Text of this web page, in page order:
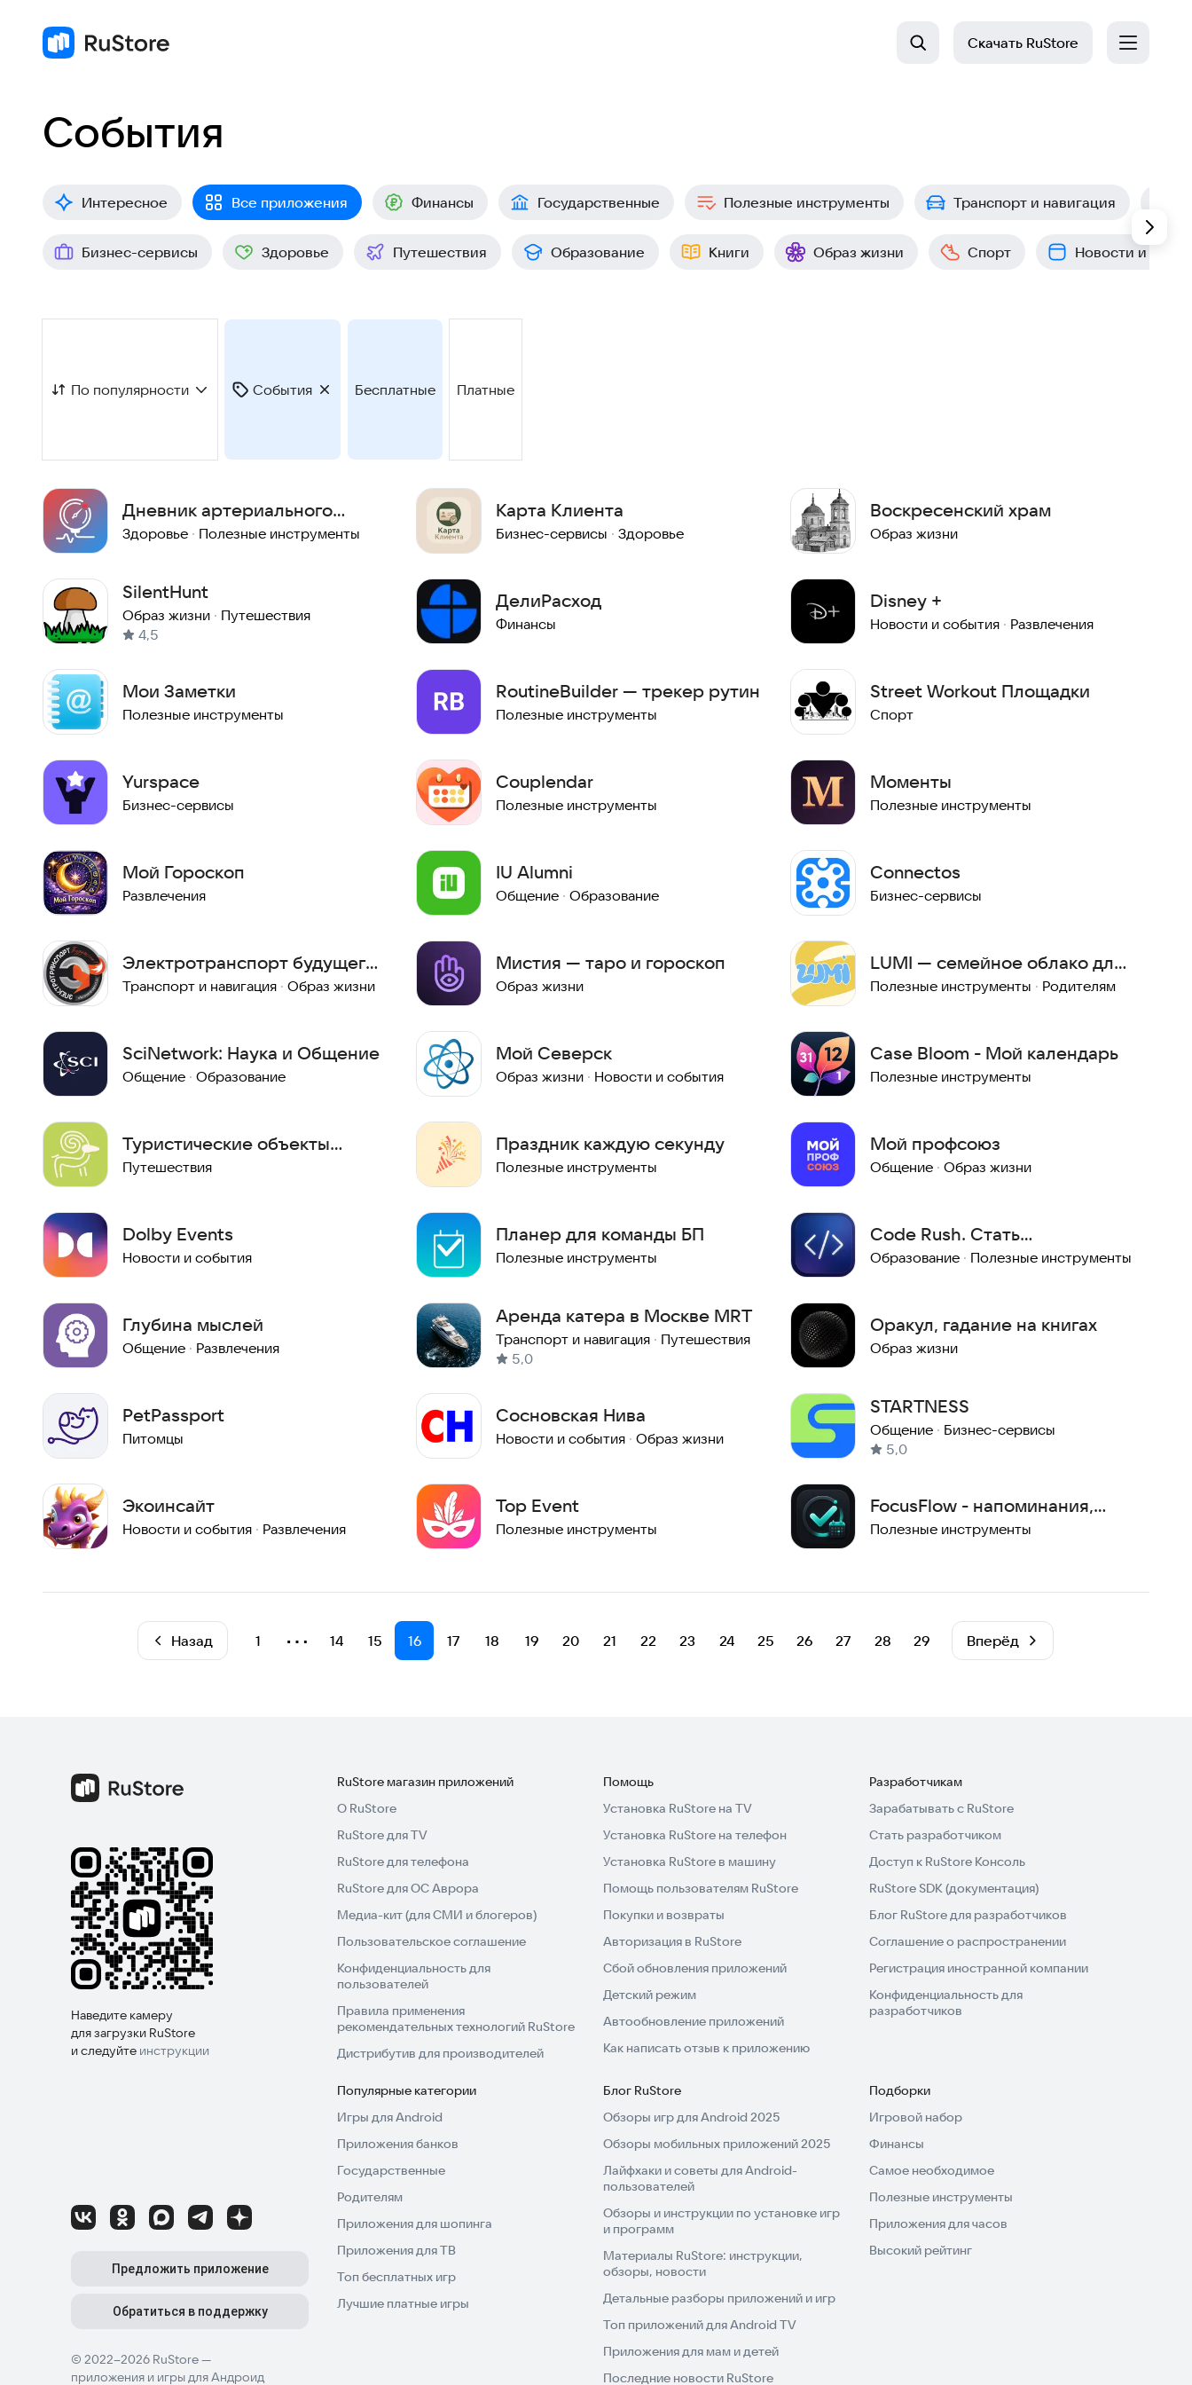
Скачать RuStore
События
Интересное Все приложения Финансы Государственные Полезные инструменты Транспорт и навигация
Бизнес-сервисы Здоровье Путешествия Образование Книги Образ жизни Спорт Новости и
По популярности События Бесплатные Платные
Дневник артериального
давления
Здоровье · Полезные инструменты
Карта Клиента
Бизнес-сервисы · Здоровье
Воскресенский храм
Образ жизни
SilentHunt
Образ жизни · Путешествия
4,5
ДелиРасход
Финансы
Disney +
Новости и события · Развлечения
Мои Заметки
Полезные инструменты
RoutineBuilder — трекер рутин
Полезные инструменты
Street Workout Площадки
Спорт
Yurspace
Бизнес-сервисы
Couplendar
Полезные инструменты
Моменты
Полезные инструменты
Мой Гороскоп
Развлечения
IU Alumni
Общение · Образование
Connectos
Бизнес-сервисы
Электротранспорт будущего!
— Московский клуб "СИМ"
Транспорт и навигация · Образ жизни
Мистия — таро и гороскоп
Образ жизни
LUMI — семейное облако для
детских фотографий
Полезные инструменты · Родителям
SciNetwork: Наука и Общение
Общение · Образование
Мой Северск
Образ жизни · Новости и события
Case Bloom - Мой календарь
Полезные инструменты
Туристические объекты
Хакасии (MVP AR-Хакасия)
Путешествия
Праздник каждую секунду
Полезные инструменты
Мой профсоюз
Общение · Образ жизни
Dolby Events
Новости и события
Планер для команды БП
Полезные инструменты
Code Rush. Стать
программистом
Образование · Полезные инструменты
Глубина мыслей
Общение · Развлечения
Аренда катера в Москве MRT
Транспорт и навигация · Путешествия
5,0
Оракул, гадание на книгах
Образ жизни
PetPassport
Питомцы
Сосновская Нива
Новости и события · Образ жизни
STARTNESS
Общение · Бизнес-сервисы
5,0
Экоинсайт
Новости и события · Развлечения
Top Event
Полезные инструменты
FocusFlow - напоминания,
задачи, события
Полезные инструменты
Назад 1 ⋯ 14 15 16 17 18 19 20 21 22 23 24 25 26 27 28 29 Вперёд
Наведите камеру
для загрузки RuStore
и следуйте инструкции
© 2022–2026 RuStore —
приложения и игры для Андроид
Предложить приложение
Обратиться в поддержку
RuStore магазин приложений
О RuStore
RuStore для TV
RuStore для телефона
RuStore для ОС Аврора
Медиа-кит (для СМИ и блогеров)
Пользовательское соглашение
Конфиденциальность для
пользователей
Правила применения
рекомендательных технологий RuStore
Дистрибутив для производителей
Помощь
Установка RuStore на TV
Установка RuStore на телефон
Установка RuStore в машину
Помощь пользователям RuStore
Покупки и возвраты
Авторизация в RuStore
Сбой обновления приложений
Детский режим
Автообновление приложений
Как написать отзыв к приложению
Разработчикам
Зарабатывать с RuStore
Стать разработчиком
Доступ к RuStore Консоль
RuStore SDK (документация)
Блог RuStore для разработчиков
Соглашение о распространении
Регистрация иностранной компании
Конфиденциальность для
разработчиков
Популярные категории
Игры для Android
Приложения банков
Государственные
Родителям
Приложения для шопинга
Приложения для ТВ
Топ бесплатных игр
Лучшие платные игры
Блог RuStore
Обзоры игр для Android 2025
Обзоры мобильных приложений 2025
Лайфхаки и советы для Android-
пользователей
Обзоры и инструкции по установке игр
и программ
Материалы RuStore: инструкции,
обзоры, новости
Детальные разборы приложений и игр
Топ приложений для Android TV
Приложения для мам и детей
Последние новости RuStore
Подборки
Игровой набор
Финансы
Самое необходимое
Полезные инструменты
Приложения для часов
Высокий рейтинг